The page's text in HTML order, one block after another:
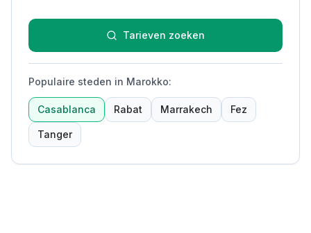
Tarieven zoeken
Populaire steden in Marokko:
Casablanca Rabat Marrakech Fez
Tanger